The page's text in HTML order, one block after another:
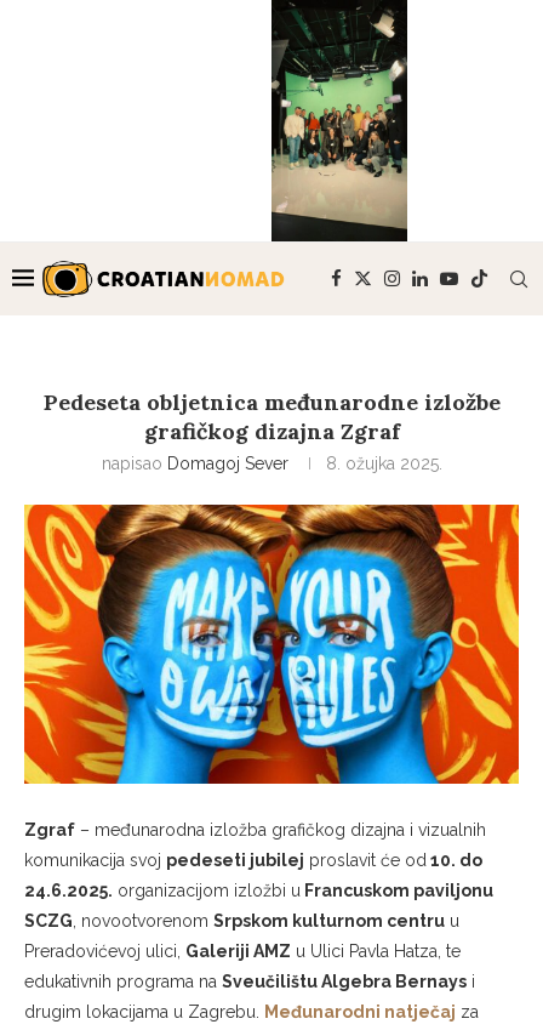
Pedeseta obljetnica međunarodne izložbe
grafičkog dizajna Zgraf
napisao Domagoj Sever 8. ožujka 2025.
Zgraf – međunarodna izložba grafičkog dizajna i vizualnih
komunikacija svoj pedeseti jubilej proslavit će od 10. do
24.6.2025. organizacijom izložbi u Francuskom paviljonu
SCZG , novootvorenom Srpskom kulturnom centru u
Preradovićevoj ulici, Galeriji AMZ u Ulici Pavla Hatza, te
edukativnih programa na Sveučilištu Algebra Bernays i
drugim lokacijama u Zagrebu. Međunarodni natječaj za